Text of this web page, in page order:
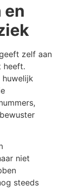
en
zelf aan
heeft.
huwelijk
niet
steeds